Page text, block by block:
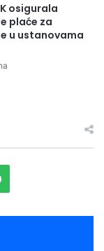
osigurala
plaće za
u ustanovama
Spotify